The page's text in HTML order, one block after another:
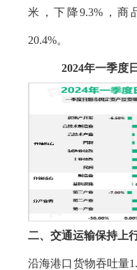
米，下降9.3%，商
20.4%。
2024年一季度
二、交通运输保持上
沿海港口货物吞吐量